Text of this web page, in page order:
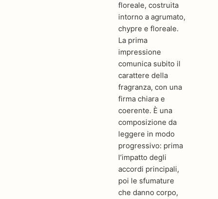
floreale, costruita
intorno a agrumato,
chypre e floreale.
La prima
impressione
comunica subito il
carattere della
fragranza, con una
firma chiara e
coerente. È una
composizione da
leggere in modo
progressivo: prima
l’impatto degli
accordi principali,
poi le sfumature
che danno corpo,